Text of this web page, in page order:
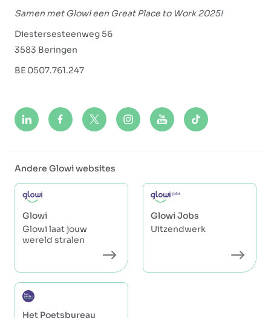
Samen met Glowi een Great Place to Work 2025!
Diestersesteenweg 56
3583 Beringen
BE 0507.761.247
Andere Glowi websites
Glowi
Glowi laat jouw
wereld stralen
Glowi Jobs
Uitzendwerk
Het Poetsbureau